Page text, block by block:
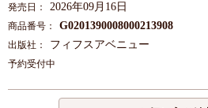
発売日： 2026年09月16日
商品番号： G0201390008000213908
出版社： フィフスアベニュー
予約受付中